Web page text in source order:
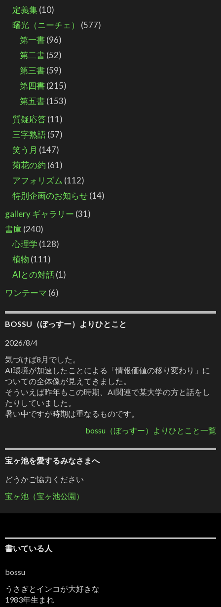
定義集(10)
曙光（ニーチェ）
(577)
第一書(96)
第二書(52)
第三書(59)
第四書(215)
第五書(153)
質疑応答(11)
三字熟語(57)
笑う月 (147)
菊花の約 (61)
アフォリズム (112)
特別企画のお知らせ(14)
gallery ギャラリー (31)
書庫(240)
心理学 (128)
植物 (111)
AIとの対話(1)
ワンテーマ (6)
BOSSU（ぼっすー）よりひとこと
2026/8/4
気づけば8月でした。
AI環境が加速したことによる「情報価値の移り変わり」に
ついての全体像が見えてきました。
そういえば昨年もこの時期、AI関連で某大学の方と話をし
たりしていました。
暑い中ですが時期は重なるものです。
bossu（ぼっすー）よりひとこと一覧
宝ヶ池を愛するみなさまへ
どうかご協力ください
宝ヶ池（宝ヶ池公園）
書いている人
bossu
うさぎとインコが大好きな
1983年生まれ